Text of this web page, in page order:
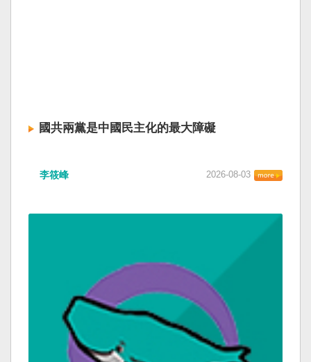
國共兩黨是中國民主化的最大障礙
李筱峰 2026-08-03